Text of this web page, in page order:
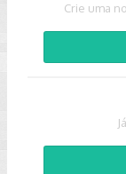
Crie uma